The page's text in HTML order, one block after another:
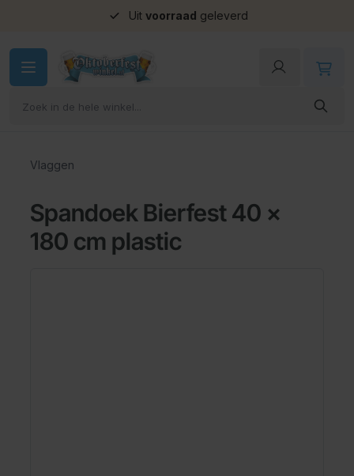
Uit voorraad geleverd
Vlaggen
Spandoek Bierfest 40 x
180 cm plastic